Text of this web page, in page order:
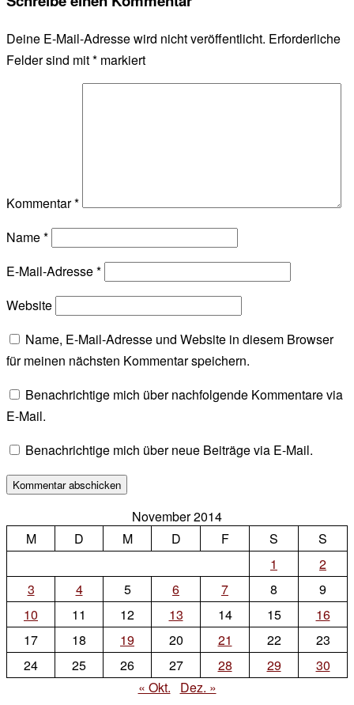
Deine E-Mail-Adresse wird nicht veröffentlicht. Erforderliche
Felder sind mit* markiert
Kommentar*
Name*
E-Mail-Adresse*
Website
Name, E-Mail-Adresse und Website in diesem Browser
für meinen nächsten Kommentar speichern.
Benachrichtige mich über nachfolgende Kommentare via
E-Mail.
Benachrichtige mich über neue Beiträge via E-Mail.
November 2014
M
D M D F S
S
1
2
3
4 5 6 7 8
9
10
11 12 13 14 15
16
17
18 19 20 21 22
23
24
25 26 27 28 29
30
« Okt.
Dez. »